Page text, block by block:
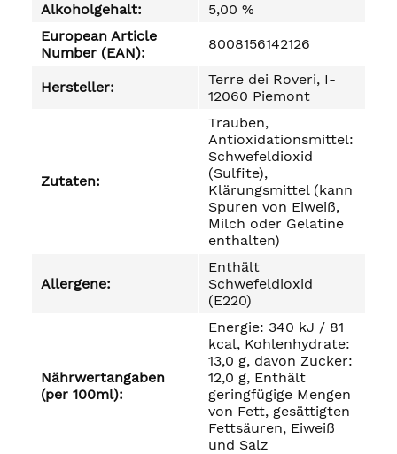
Alkoholgehalt:
5,00 %
European Article
Number (EAN):
8008156142126
Hersteller:
Terre dei Roveri, I-
12060 Piemont
Zutaten:
Trauben,
Antioxidationsmittel:
Schwefeldioxid
(Sulfite),
Klärungsmittel (kann
Spuren von Eiweiß,
Milch oder Gelatine
enthalten)
Allergene:
Enthält
Schwefeldioxid
(E220)
Nährwertangaben
(per 100ml):
Energie: 340 kJ / 81
kcal, Kohlenhydrate:
13,0 g, davon Zucker:
12,0 g, Enthält
geringfügige Mengen
von Fett, gesättigten
Fettsäuren, Eiweiß
und Salz